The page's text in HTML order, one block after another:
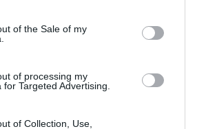
of the Sale of my
of processing my
Targeted Advertising.
of Collection, Use,
o rumeni, i Viaggianti, i Sinti, i
dell’India